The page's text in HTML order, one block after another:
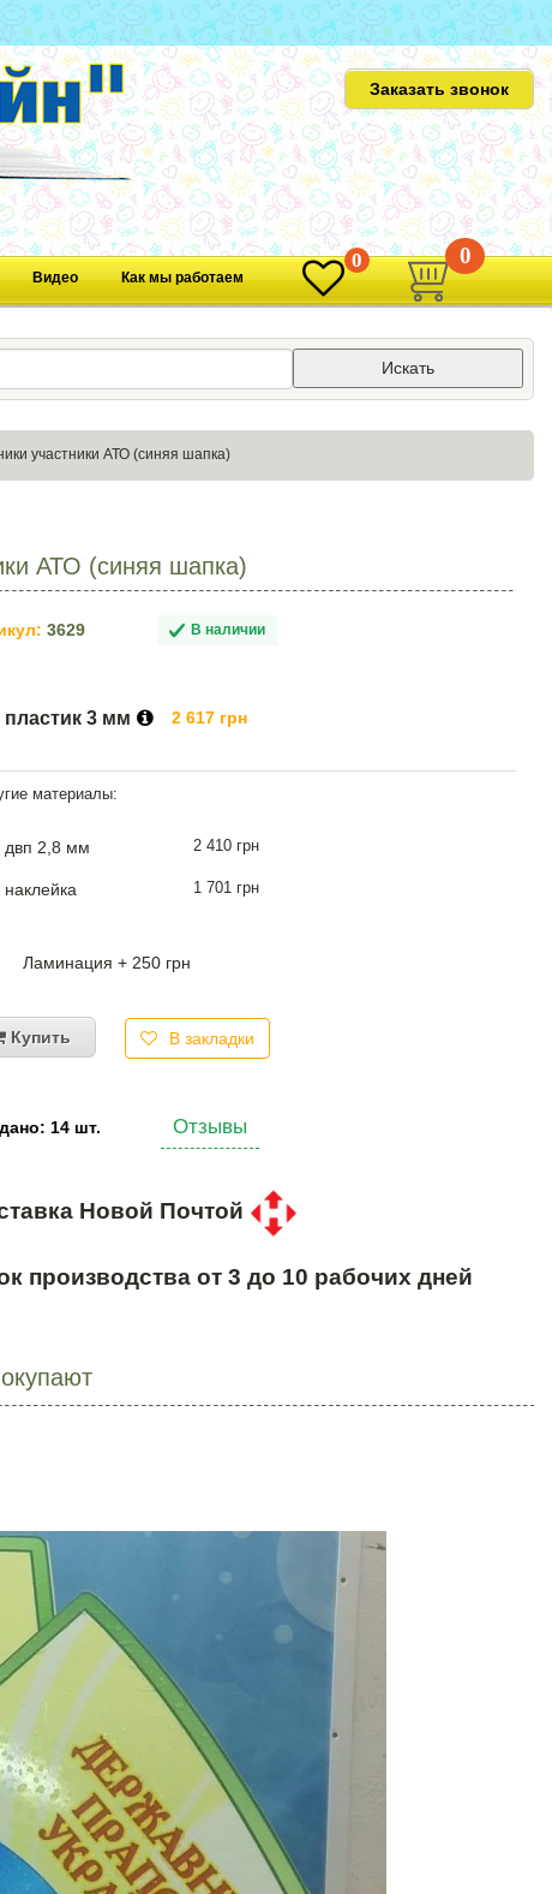
Заказать звонок
Видео Как мы работаем
0 0
Искать
участники АТО (синяя шапка)
АТО (синяя шапка)
3629 В наличии
пластик 3 мм 2 617 грн
двп 2,8 мм 2 410 грн
наклейка 1 701 грн
Ламинация + 250 грн
Купить В закладки
14 шт. Отзывы
Новой Почтой
производства от 3 до 10 рабочих дней